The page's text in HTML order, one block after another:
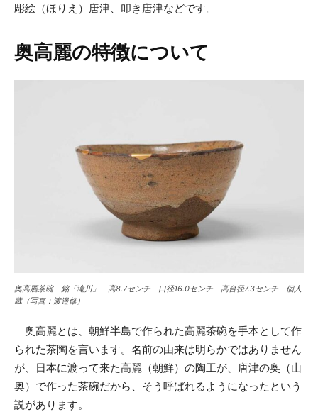
彫絵（ほりえ）唐津、叩き唐津などです。
奥高麗の特徴について
奥高麗茶碗 銘「滝川」 高8.7センチ 口径16.0センチ 高台径7.3センチ 個人
蔵（写真：渡邉修）
奥高麗とは、朝鮮半島で作られた高麗茶碗を手本として作
られた茶陶を言います。名前の由来は明らかではありません
が、日本に渡って来た高麗（朝鮮）の陶工が、唐津の奥（山
奥）で作った茶碗だから、そう呼ばれるようになったという
説があります。